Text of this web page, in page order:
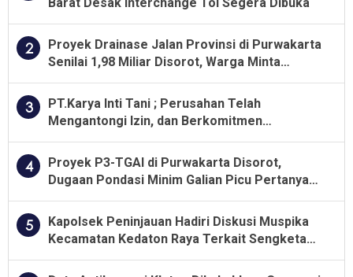
2
Proyek Drainase Jalan Provinsi di Purwakarta
Senilai 1,98 Miliar Disorot, Warga Minta
3
PT.Karya Inti Tani ; Perusahan Telah
Mengantongi Izin, dan Berkomitmen
4
Proyek P3-TGAI di Purwakarta Disorot,
Dugaan Pondasi Minim Galian Picu Pertanyaan
5
Kapolsek Peninjauan Hadiri Diskusi Muspika
Kecamatan Kedaton Raya Terkait Sengketa